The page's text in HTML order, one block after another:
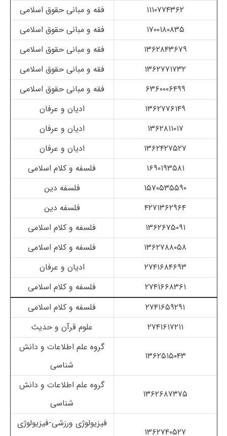
۱۱۱۰۷۷۴۳۶۲
فقه و مبانی حقوق اسلامی
۱۷۰۰۱۸۰۸۳۵
فقه و مبانی حقوق اسلامی
۱۳۶۲۸۴۳۶۷۹
فقه و مبانی حقوق اسلامی
۱۳۶۲۷۷۱۷۳۲
فقه و مبانی حقوق اسلامی
۶۳۶۰۰۰۶۴۹۹
فقه و مبانی حقوق اسلامی
۱۳۶۲۷۷۶۱۴۹
ادیان و عرفان
۱۳۶۲۸۱۱۰۱۷
ادیان و عرفان
۱۳۶۲۴۲۷۵۲۷
ادیان و عرفان
۱۶۹۰۱۹۳۵۸۱
فلسفه و کلام اسلامی
۱۵۷۰۵۳۵۵۹۰
فلسفه دین
۴۲۷۱۳۶۲۹۶۴
فلسفه دین
۱۳۶۲۶۷۵۰۹۱
فلسفه و کلام اسلامی
۱۳۶۲۷۸۸۰۵۸
فلسفه و کلام اسلامی
۲۷۴۱۶۸۴۶۹۳
ادیان و عرفان
۲۷۴۱۶۶۸۳۶۱
فلسفه و کلام اسلامی
۲۷۴۱۶۵۹۲۹۱
فلسفه و کلام اسلامی
۲۷۴۱۶۱۷۲۱۱
علوم قرآن و حدیث
۱۳۶۲۵۱۵۰۴۳
گروه علم اطلاعات و دانش
شناسی
۱۳۶۲۶۸۷۳۷۵
گروه علم اطلاعات و دانش
شناسی
۱۳۶۲۷۴۰۵۲۷
فیزیولوژی ورزشی-فیزیولوژی